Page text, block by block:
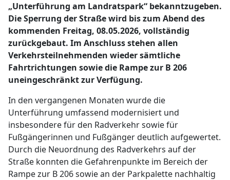
„Unterführung am Landratspark“ bekanntzugeben.
Die Sperrung der Straße wird bis zum Abend des
kommenden Freitag, 08.05.2026, vollständig
zurückgebaut. Im Anschluss stehen allen
Verkehrsteilnehmenden wieder sämtliche
Fahrtrichtungen sowie die Rampe zur B 206
uneingeschränkt zur Verfügung.
In den vergangenen Monaten wurde die
Unterführung umfassend modernisiert und
insbesondere für den Radverkehr sowie für
Fußgängerinnen und Fußgänger deutlich aufgewertet.
Durch die Neuordnung des Radverkehrs auf der
Straße konnten die Gefahrenpunkte im Bereich der
Rampe zur B 206 sowie an der Parkpalette nachhaltig